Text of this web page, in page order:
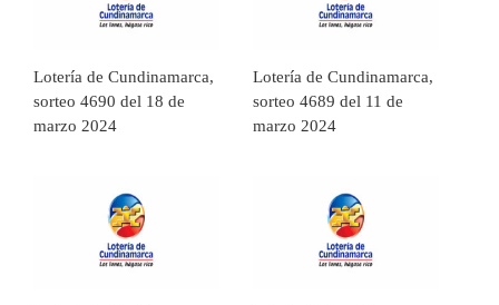
Lotería de Cundinamarca,
sorteo 4690 del 18 de
marzo 2024
Lotería de Cundinamarca,
sorteo 4689 del 11 de
marzo 2024